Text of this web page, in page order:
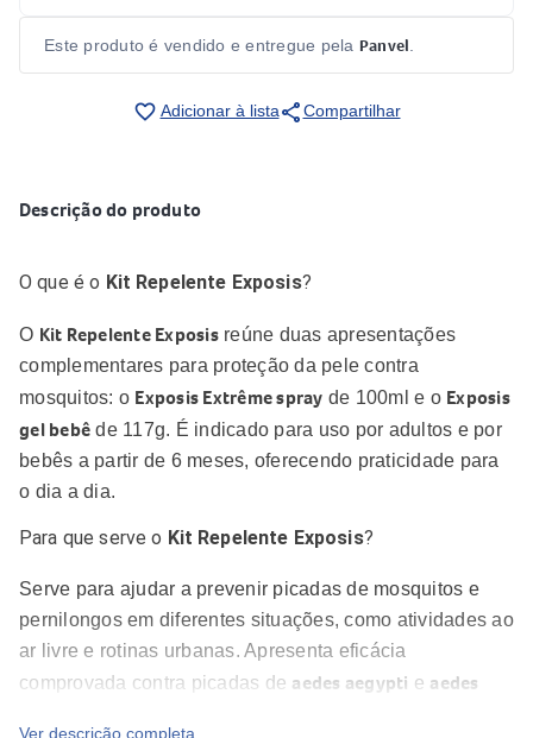
Este produto é vendido e entregue pela Panvel
favorite_border Adicionar à listashareCompartilhar
Descrição do produto
O que é o Kit Repelente Exposis?
O Kit Repelente Exposisreúne duas apresentações
complementares para proteção da pele contra
mosquitos: o Exposis Extrême spray de 100ml e o Exposis
gel bebê de 117g. É indicado para uso por adultos e por
bebês a partir de 6 meses, oferecendo praticidade para
o dia a dia.
Para que serve o Kit Repelente Exposis?
Serve para ajudar a prevenir picadas de mosquitos e
pernilongos em diferentes situações, como atividades ao
ar livre e rotinas urbanas. Apresenta eficácia
comprovada contra picadas de aedes aegypti e aedes
Ver descrição completa